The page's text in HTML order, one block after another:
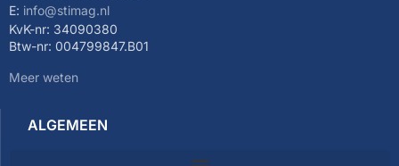
E: info@stimag.nl
KvK-nr: 34090380
Btw-nr: 004799847.B01
Meer weten
ALGEMEEN